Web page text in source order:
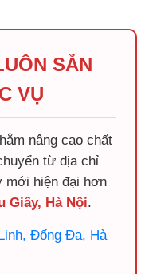
SẴN
VỤ
nâng cao chất
từ địa chỉ
mới hiện đại hơn
Giấy, Hà Nội.
Đống Đa, Hà